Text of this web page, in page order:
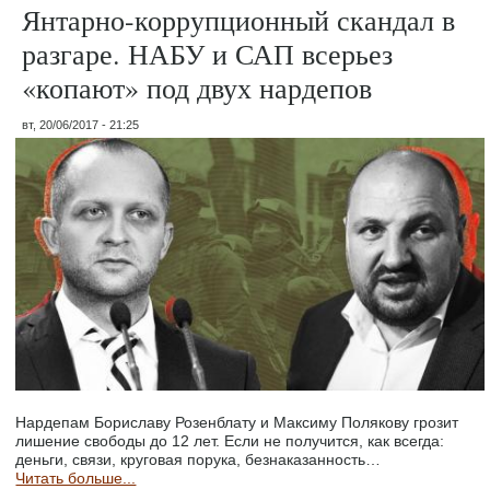
Янтарно-коррупционный скандал в
разгаре. НАБУ и САП всерьез
«копают» под двух нардепов
вт, 20/06/2017 - 21:25
Нардепам Бориславу Розенблату и Максиму Полякову грозит
лишение свободы до 12 лет. Если не получится, как всегда:
деньги, связи, круговая порука, безнаказанность…
Читать больше...